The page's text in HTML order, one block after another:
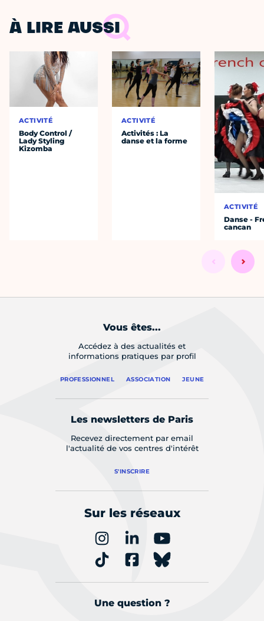
À LIRE AUSSI
ACTIVITÉ
Body Control /
Lady Styling
Kizomba
ACTIVITÉ
Activités : La
danse et la forme
ACTIVITÉ
Danse -
cancan
Vous êtes...
Accédez à des actualités et
informations pratiques par profil
PROFESSIONNEL ASSOCIATION JEUNE
Les newsletters de Paris
Recevez directement par email
l'actualité de vos centres d'intérêt
S'INSCRIRE
Sur les réseaux
Une question ?